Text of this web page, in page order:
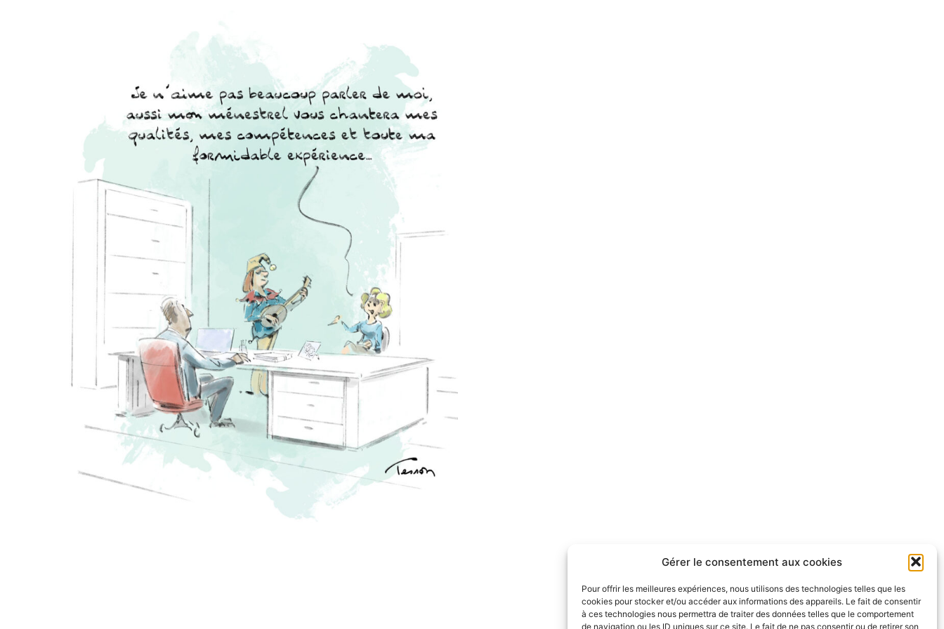
Gérer le consentement aux cookies
Pour offrir les meilleures expériences, nous utilisons des technologies telles que les
cookies pour stocker et/ou accéder aux informations des appareils. Le fait de consentir
à ces technologies nous permettra de traiter des données telles que le comportement
de navigation ou les ID uniques sur ce site. Le fait de ne pas consentir ou de retirer son